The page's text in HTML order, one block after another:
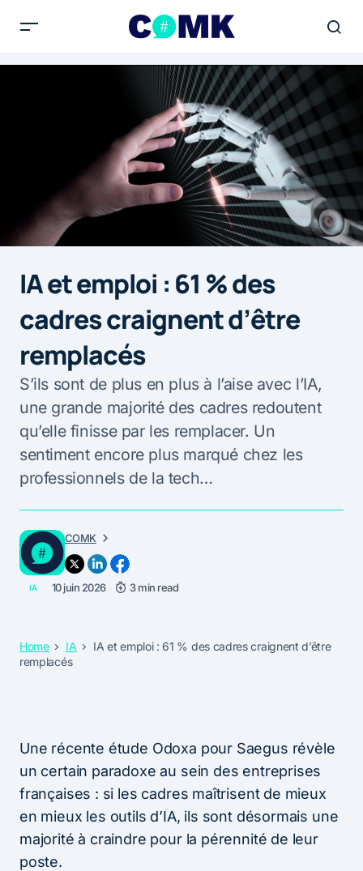
IA et emploi : 61 % des
cadres craignent d’être
remplacés
S’ils sont de plus en plus à l’aise avec l’IA,
une grande majorité des cadres redoutent
qu’elle finisse par les remplacer. Un
sentiment encore plus marqué chez les
professionnels de la tech…
COMK
IA 10 juin 2026 3 min read
Home IA
IA et emploi : 61 % des cadres craignent d’être
remplacés
Une récente étude Odoxa pour Saegus révèle
un certain paradoxe au sein des entreprises
françaises : si les cadres maîtrisent de mieux
en mieux les outils d’IA, ils sont désormais une
majorité à craindre pour la pérennité de leur
poste.